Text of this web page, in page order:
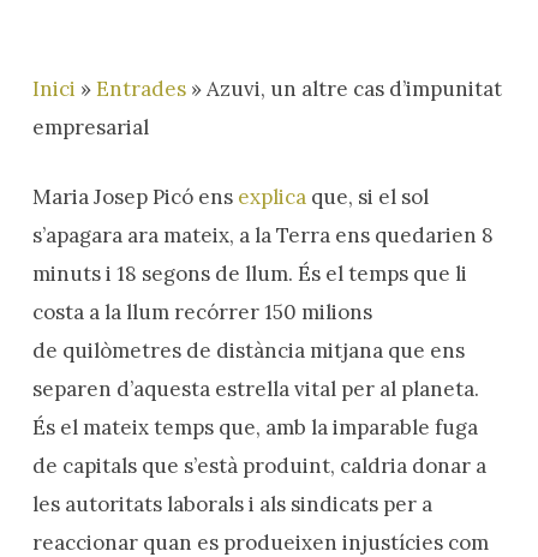
Inici »Entrades»Azuvi, un altre cas d’impunitat
empresarial
Maria Josep Picó ens explicaque, si el sol
s’apagara ara mateix, a la Terra ens quedarien 8
minuts i 18 segons de llum. És el temps que li
costa a la llum recórrer 150 milions
de quilòmetres de distància mitjana que ens
separen d’aquesta estrella vital per al planeta.
És el mateix temps que, amb la imparable fuga
de capitals que s’està produint, caldria donar a
les autoritats laborals i als sindicats per a
reaccionar quan es produeixen injustícies com